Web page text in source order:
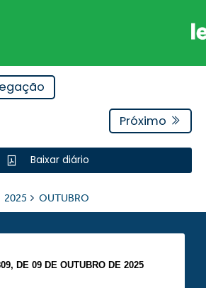
Próximo
Baixar diário
2025 OUTUBRO
DE 09 DE OUTUBRO DE 2025